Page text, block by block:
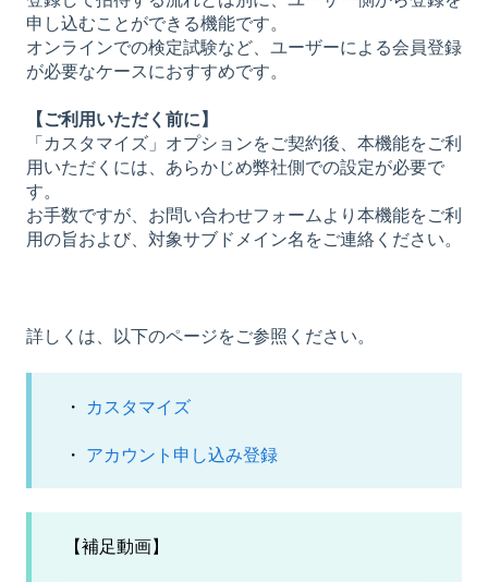
申し込むことができる機能です。
オンラインでの検定試験など、ユーザーによる会員登録
が必要なケースにおすすめです。
【ご利用いただく前に】
「カスタマイズ」オプションをご契約後、本機能をご利
用いただくには、あらかじめ弊社側での設定が必要で
す。
お手数ですが、お問い合わせフォームより本機能をご利
用の旨および、対象サブドメイン名をご連絡ください。
詳しくは、以下のページをご参照ください。
・ カスタマイズ
・ アカウント申し込み登録
【補足動画】